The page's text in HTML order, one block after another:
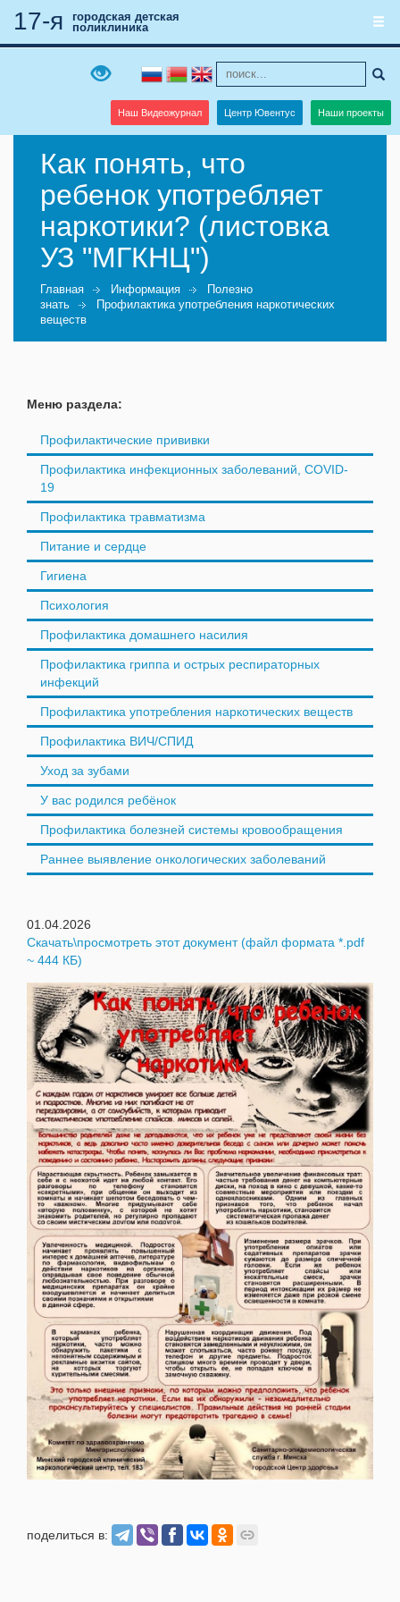
Наш Видеожурнал Центр Ювентус Наши проекты
17-я
городская детская
поликлиника
Как понять, что
ребенок употребляет
наркотики? (листовка
УЗ "МГКНЦ")
Главная Информация
Полезно
знать
Профилактика употребления наркотических
веществ
Меню раздела:
Профилактические прививки
Профилактика инфекционных заболеваний, COVID-
19
Профилактика травматизма
Питание и сердце
Гигиена
Психология
Профилактика домашнего насилия
Профилактика гриппа и острых респираторных
инфекций
Профилактика употребления наркотических веществ
Профилактика ВИЧ/СПИД
Уход за зубами
У вас родился ребёнок
Профилактика болезней системы кровообращения
Раннее выявление онкологических заболеваний
01.04.2026
Скачать\просмотреть этот документ (файл формата *.pdf
~ 444 КБ)
поделиться в: